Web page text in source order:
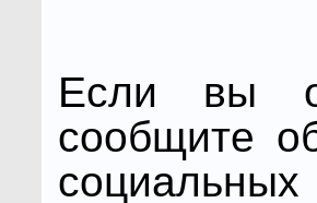
Если вы
сообщите